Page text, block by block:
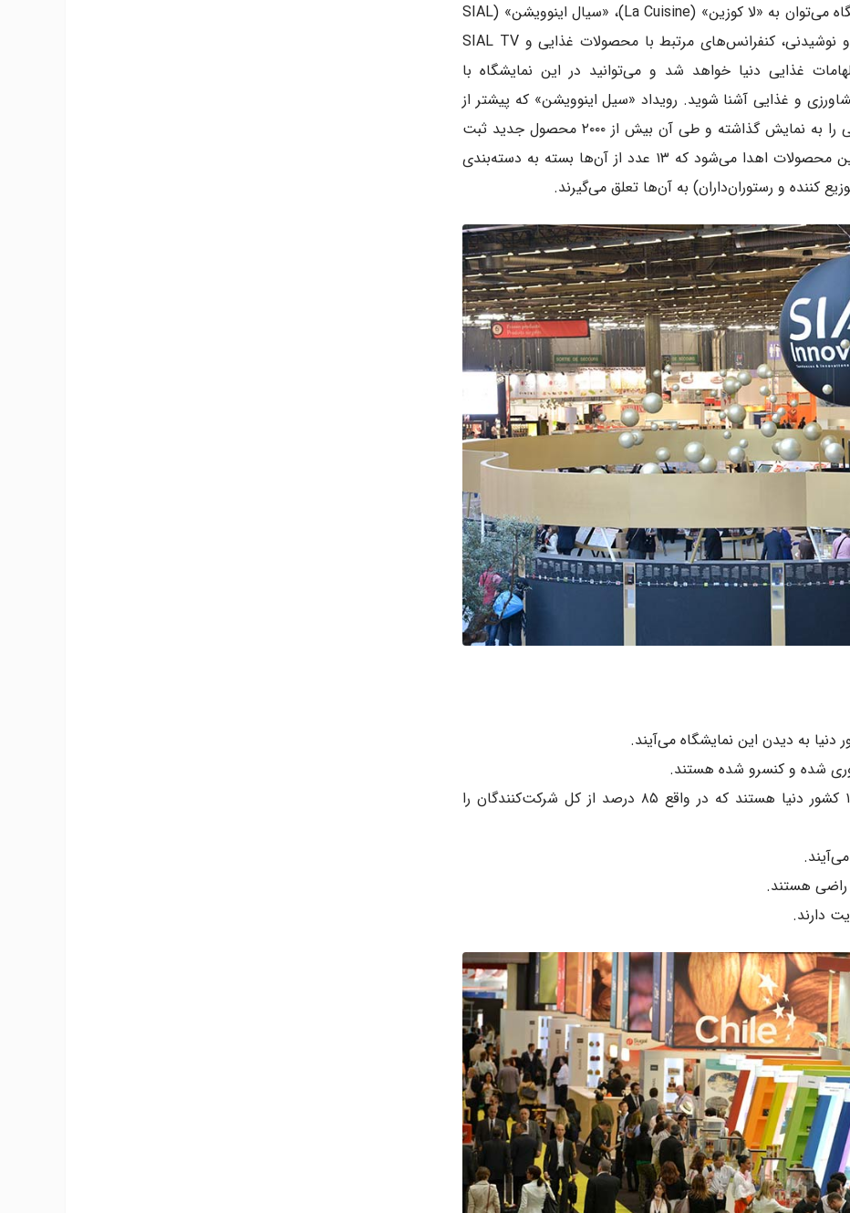
از میان رویدادهای الهام بخش این نمایشگاه می‌توان به «لا کوزین» (La Cuisine)، «سیال اینوویشن» (SIAL
Innovation)، تور جهانی، آزمایشگاه غذا و نوشیدنی، کنفرانس‌های مرتبط با محصولات غذایی و SIAL TV
پاریس منبع الهامات غذایی دنیا خواهد شد و می‌توانید در این نمایشگاه با
و غذایی آشنا شوید. رویداد «سیل اینوویشن» که پیشتر از
آن یاد کردیم، جدیدترین محصولات غذایی را به نمایش گذاشته و طی آن بیش از ۲۰۰۰ محصول جدید ثبت
می‌شوند. در این رویداد ۱۵ جایزه به برترین محصولات اهدا می‌شود که ۱۳ عدد از آن‌ها بسته به دسته‌بندی
۷۰۲۰ شرکت‌کننده این نمایشگاه از ۱۰۹ کشور دنیا هستند که در واقع ۸۵ درصد از کل شرکت‌کنندگان را